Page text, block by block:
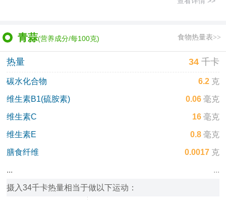
青蒜(营养成分/每100克) 食物热量表>>
热量 34千卡
碳水化合物 6.2克
维生素B1(硫胺素) 0.06毫克
维生素C 16毫克
维生素E 0.8毫克
膳食纤维 0.0017克
... ...
摄入34千卡热量相当于做以下运动：